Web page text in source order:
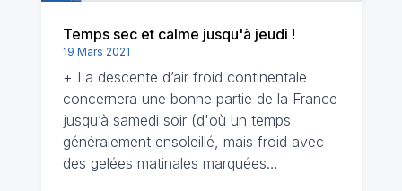
Temps sec et calme jusqu'à jeudi !
19 Mars 2021
+ La descente d’air froid continentale
concernera une bonne partie de la France
jusqu’à samedi soir (d'où un temps
généralement ensoleillé, mais froid avec
des gelées matinales marquées…